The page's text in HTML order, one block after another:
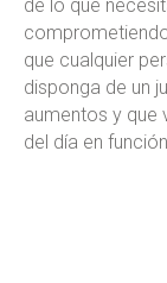
de lo que
que cualquier
disponga de un
aumentos y que
del día en